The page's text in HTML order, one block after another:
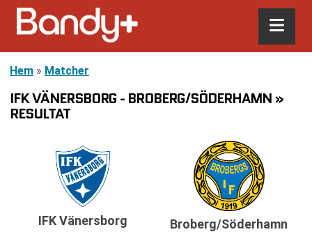
Hem » Matcher
IFK VÄNERSBORG - BROBERG/SÖDERHAMN »
RESULTAT
IFK Vänersborg Broberg/Söderhamn